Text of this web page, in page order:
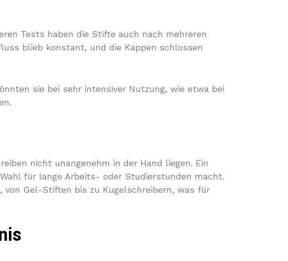
Tests haben die Stifte auch nach mehreren
blieb konstant, und die Kappen schlossen
sie bei sehr intensiver Nutzung, wie etwa bei
nicht unangenehm in der Hand liegen. Ein
für lange Arbeits- oder Studierstunden macht.
Gel-Stiften bis zu Kugelschreibern, was für